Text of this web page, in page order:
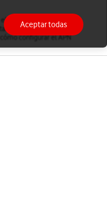
navegador, recibes
SIM. Si una vez
configurar el APN
Aceptar todas